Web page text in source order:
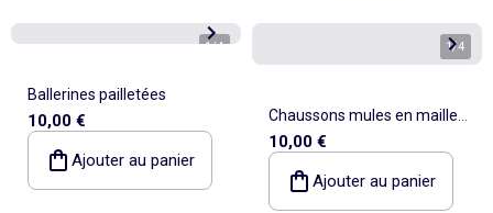
1/4
Ballerines pailletées
10,00 €
Ajouter au panier
1/4
Chaussons mules en maille
peluche
10,00 €
Ajouter au panier